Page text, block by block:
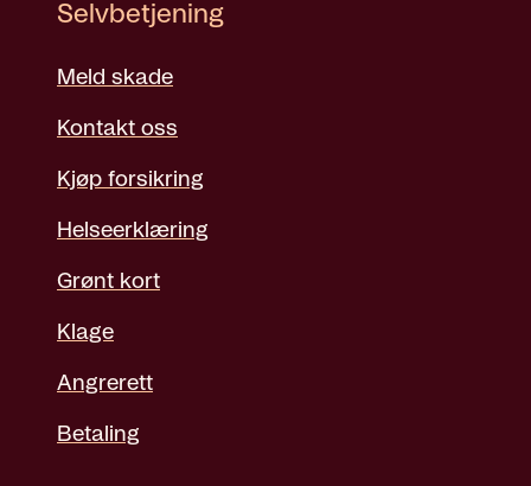
Selvbetjening
Meld skade
Kontakt oss
Kjøp forsikring
Helseerklæring
Grønt kort
Klage
Angrerett
Betaling